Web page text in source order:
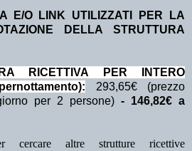
E/O LINK UTILIZZATI PER LA
DELLA STRUTTURA
RICETTIVA PER INTERO
): 293,65€ (prezzo
per 2 persone) - 146,82€ a
cercare altre strutture ricettive